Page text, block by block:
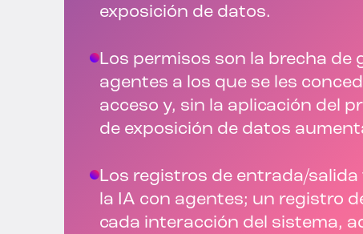
exposición de datos.
Los permisos son la brecha
agentes a los que se les
acceso y, sin la aplicación del
de exposición de datos
Los registros de entrada/
la IA con agentes; un registro
cada interacción del sistema,